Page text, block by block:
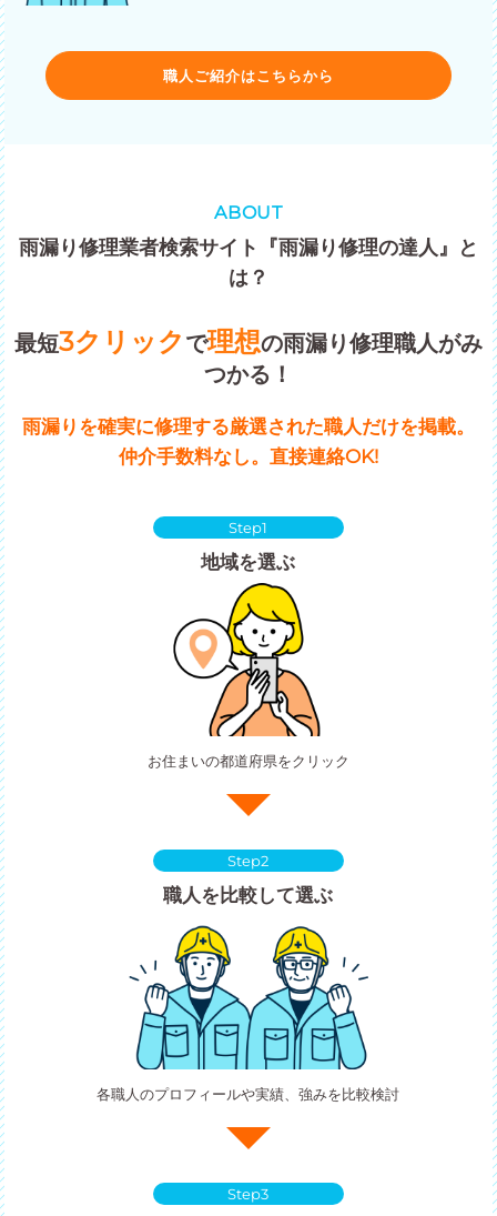
職人ご紹介はこちらから
雨漏り修理業者検索サイト『雨漏り修理の達人』と
は？
ABOUT
最短3クリック で理想の雨漏り修理職人がみ
つかる！
雨漏りを確実に修理する厳選された職人だけを掲載。
仲介手数料なし。直接連絡OK!
Step1
地域を選ぶ
お住まいの都道府県をクリック
Step2
職人を比較して選ぶ
各職人のプロフィールや実績、強みを比較検討
Step3